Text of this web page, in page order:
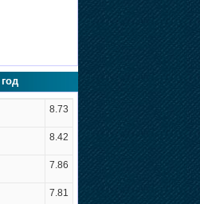
8.73
8.42
7.86
7.81